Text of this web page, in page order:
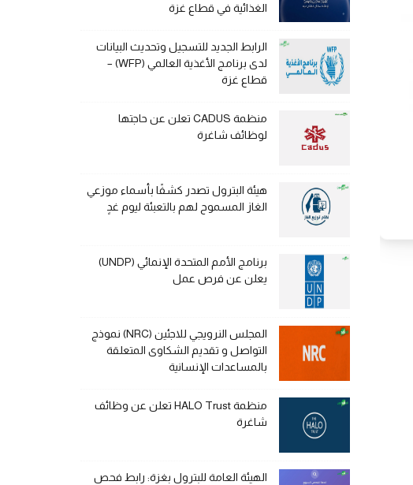
الغذائية في قطاع غزة
الرابط الجديد للتسجيل وتحديث البيانات
لدى برنامج الأغذية العالمي (WFP) –
قطاع غزة
منظمة CADUS تعلن عن حاجتها
لوظائف شاغرة
هيئة البترول تصدر كشفًا بأسماء موزعي
الغاز المسموح لهم بالتعبئة ليوم غدٍ
برنامج الأمم المتحدة الإنمائي (UNDP)
يعلن عن فرص عمل
المجلس النرويجي للاجئين (NRC) نموذج
التواصل و تقديم الشكاوى المتعلقة
بالمساعدات الإنسانية
منظمة HALO Trust تعلن عن وظائف
شاغرة
الهيئة العامة للبترول بغزة: رابط فحص